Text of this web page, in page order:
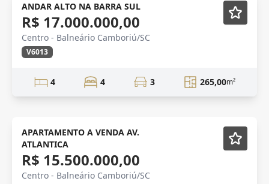
ANDAR ALTO NA BARRA SUL
R$ 17.000.000,00
Centro - Balneário Camboriú/SC
V6013
4 4 3 265,00m²
Mobiliado
APARTAMENTO A VENDA AV.
ATLANTICA
R$ 15.500.000,00
Centro - Balneário Camboriú/SC